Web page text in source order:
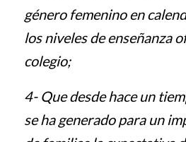
género femenino en
los niveles de enseñanza
colegio;
4- Que desde hace un
se ha generado para un